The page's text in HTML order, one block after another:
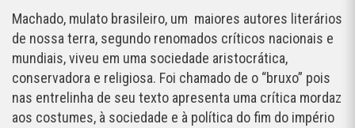
Machado, mulato brasileiro, um maiores autores literários
de nossa terra, segundo renomados críticos nacionais e
mundiais, viveu em uma sociedade aristocrática,
conservadora e religiosa. Foi chamado de o “bruxo” pois
nas entrelinha de seu texto apresenta uma crítica mordaz
aos costumes, à sociedade e à política do fim do império